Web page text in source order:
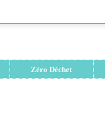
Zéro Déchet